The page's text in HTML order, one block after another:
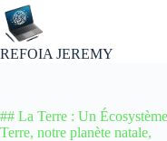
Passer
au
contenu
REFOIA JEREMY
## La Terre : Un
Terre, notre planète natale,